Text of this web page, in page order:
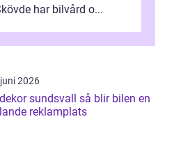
har bilvård o...
2026
sundsvall så blir bilen en
reklamplats